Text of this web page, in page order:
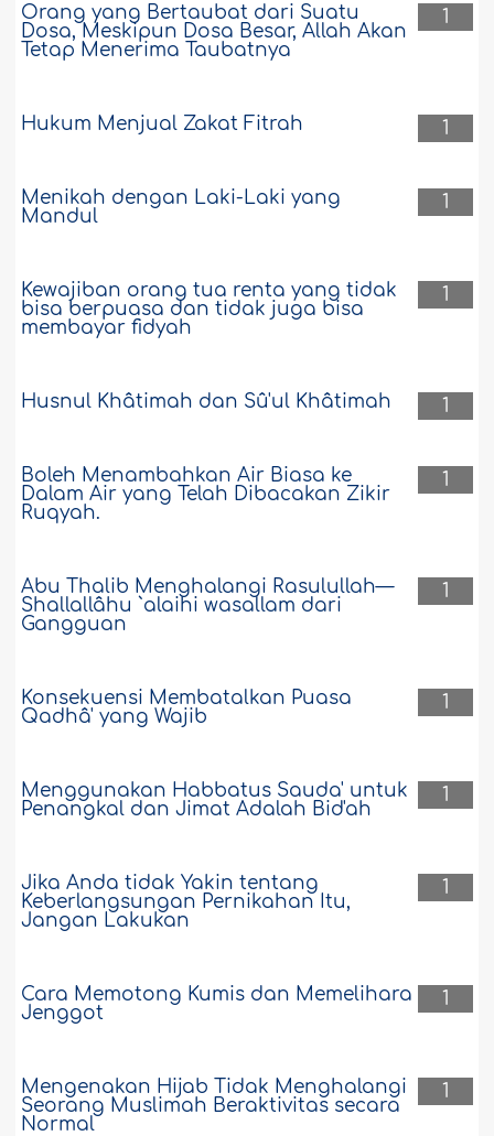
1
Orang yang Bertaubat dari Suatu
Dosa, Meskipun Dosa Besar, Allah Akan
Tetap Menerima Taubatnya
1
Hukum Menjual Zakat Fitrah
1
Menikah dengan Laki-Laki yang
Mandul
1
Kewajiban orang tua renta yang tidak
bisa berpuasa dan tidak juga bisa
membayar fidyah
1
Husnul Khâtimah dan Sû'ul Khâtimah
1
Boleh Menambahkan Air Biasa ke
Dalam Air yang Telah Dibacakan Zikir
Ruqyah.
1
Abu Thalib Menghalangi Rasulullah—
Shallallâhu `alaihi wasallam dari
Gangguan
1
Konsekuensi Membatalkan Puasa
Qadhâ' yang Wajib
1
Menggunakan Habbatus Sauda' untuk
Penangkal dan Jimat Adalah Bid'ah
1
Jika Anda tidak Yakin tentang
Keberlangsungan Pernikahan Itu,
Jangan Lakukan
1
Cara Memotong Kumis dan Memelihara
Jenggot
1
Mengenakan Hijab Tidak Menghalangi
Seorang Muslimah Beraktivitas secara
Normal